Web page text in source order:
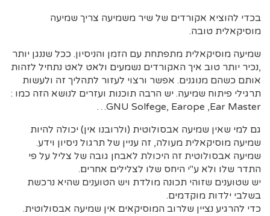
בכדי להוציא אקורדים של שיר משמיעה צריך שמיעה
מוסיקאלית טובה.
שמיעה מוסיקאלית מתפתחת עם הזמן והניסיון. ככל שננגן יותר
,נכיר יותר טוב איך האקורדים נשמעים ולאט לאט נתחיל לזהות
אותם כשהם מנוגנים. אפשר ורצוי לעזור לתהליך זה ולעשות
תרגילי פיתוח שמיעה. יש הרבה תוכנות ועזרים לנושא הזה כמו :
GNU Solfege, Earope ,Ear Master…
גם למי שאין שמיעה אבסולוטית (ולרובנו אין) יכולה להיות
שמיעה מוסיקאלית מעולה, זה עניין של תרגול ניסיון וידע.
שמיעה אבסולוטית זה היכולת לאבחן גובה של צליל על פי
התדר שלו ולא ע"י היחס שלו לצלילים אחרים.
יש שטוענים שזוהי תכונה מולדת ויש הטוענים שהיא נרכשת
בשלבי ילדות מוקדמים.
כדי להרגיע נציין שלרוב המוסיקאים אין שמיעה אבסולוטית.